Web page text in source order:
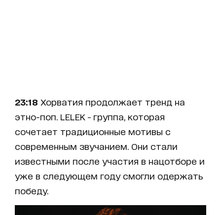
23:18 Хорватия продолжает тренд на
этно-поп. LELEK - группа, которая
сочетает традиционные мотивы с
современным звучанием. Они стали
известными после участия в нацотборе и
уже в следующем году смогли одержать
победу.